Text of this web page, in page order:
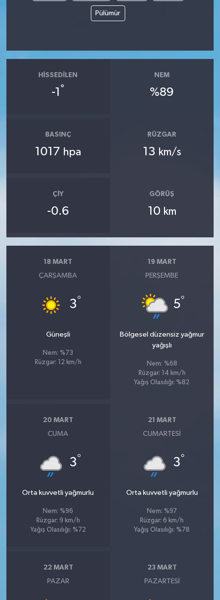
Pülümür
HISSEDILEN
-1 °
NEM
%89
BASINÇ
1017 hpa
RÜZGAR
13 km/s
ÇIY
-0.6
GÖRÜŞ
10 km
18 MART
ÇARŞAMBA
3°
Güneşli
Nem: %73
Rüzgar: 12 km/h
19 MART
PERŞEMBE
5°
Bölgesel düzensiz yağmur
yağışlı
Nem: %68
Rüzgar: 14 km/h
Yağış Olasılığı: %82
20 MART
CUMA
3°
Orta kuvvetli yağmurlu
Nem: %96
Rüzgar: 9 km/h
Yağış Olasılığı: %72
21 MART
CUMARTESI
3°
Orta kuvvetli yağmurlu
Nem: %97
Rüzgar: 6 km/h
Yağış Olasılığı: %78
22 MART
PAZAR
23 MART
PAZARTESI